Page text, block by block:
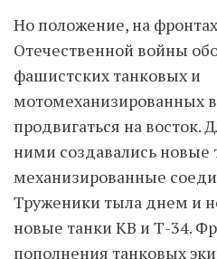
Но положение, на
Отечественной войны
фашистских танковых и
мотомеханизированных
продвигаться на восток.
ними создавались новые
механизированные
Труженики тыла днем и
новые танки КВ и Т-34.
пополнения танковых